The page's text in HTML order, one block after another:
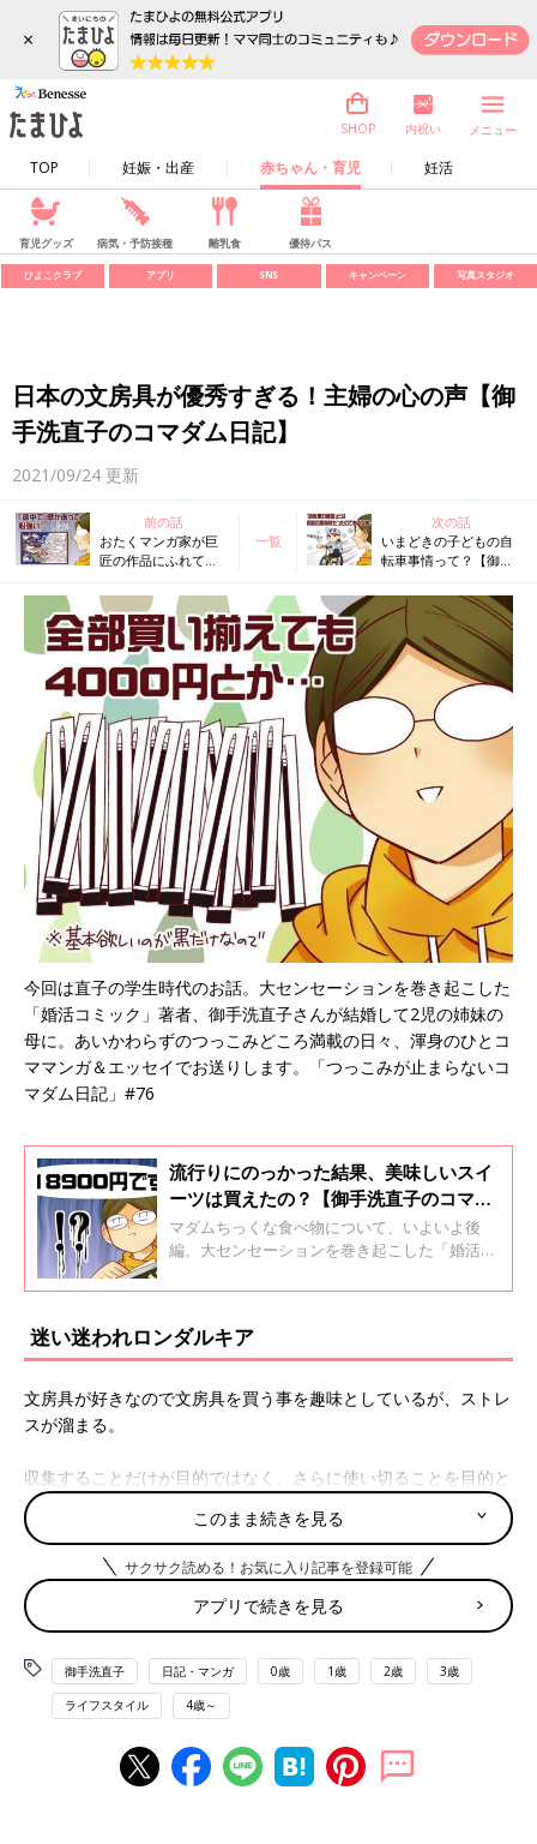
×
TOP 妊娠・出産 赤ちゃん・育児 妊活
SHOP 内祝い メニュー
育児グッズ 病気・予防接種 離乳食 優待パス
ひよこクラブ アプリ SNS キャンペーン 写真スタジオ
日本の文房具が優秀すぎる！主婦の心の声【御
手洗直子のコマダム日記】
2021/09/24 更新
前の話
おたくマンガ家が巨
匠の作品にふれて思
子のコマダム日記】
一覧
次の話
いまどきの子どもの自
転車事情って？【御手
記】
今回は直子の学生時代のお話。大センセーションを巻き起こした
「婚活コミック」著者、御手洗直子さんが結婚して2児の姉妹の
母に。あいかわらずのつっこみどころ満載の日々、渾身のひとコ
ママンガ＆エッセイでお送りします。「つっこみが止まらないコ
マダム日記」#76
流行りにのっかった結果、美味しいスイ
ーツは買えたの？【御手洗直子のコマダ
ム日記】
マダムちっくな食べ物について、いよいよ後
編。大センセーションを巻き起こした「婚活コ
の姉妹の母に。あいかわらずのつっこみどころ
でお送りします。「つっこみが止まらないコマ
ダム日記」#49
迷い迷われロンダルキア
文房具が好きなので文房具を買う事を趣味としているが、ストレ
スが溜まる。
収集することだけが目的ではなく、さらに使い切ることを目的と
しているので『消費しきれない』というフラストレーションが溜
まる趣味なのである。
そもそも日本の文房具はおそろしく安価、かつ優秀にできている
ので100円で買ったボールペンが余裕で年単位もってしまう。私
は漫画のネームを描く際にボールペンを使用しており、気になる
メーカーのボールペンをいくつか持っているのだが、年に一本と
いう単位でしか買わなくてもドンドンボールペンが溜まっていく
のである。それでも支出は年間200円弱である。おそろしい。
しかも気に入った商品を追加して買う場合、本体を買うのではな
く替え芯を買うとなると一本70円とかそういう値段なのである。
このまま続きを見る
サクサク読める！お気に入り記事を登録可能
アプリで続きを見る
御手洗直子 日記・マンガ 0歳 1歳 2歳 3歳
ライフスタイル 4歳～